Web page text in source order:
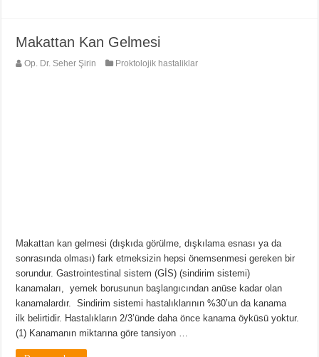
Makattan Kan Gelmesi
Op. Dr. Seher Şirin Proktolojik hastaliklar
Makattan kan gelmesi (dışkıda görülme, dışkılama esnası ya da
sonrasında olması) fark etmeksizin hepsi önemsenmesi gereken bir
sorundur. Gastrointestinal sistem (GİS) (sindirim sistemi)
kanamaları, yemek borusunun başlangıcından anüse kadar olan
kanamalardır. Sindirim sistemi hastalıklarının %30’un da kanama
ilk belirtidir. Hastalıkların 2/3’ünde daha önce kanama öyküsü yoktur.
(1) Kanamanın miktarına göre tansiyon …